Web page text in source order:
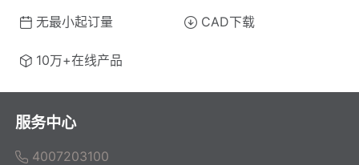
无最小起订量 CAD下载
10万+在线产品
服务中心
4007203100